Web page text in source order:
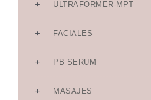
ULTRAFORMER-MPT
FACIALES
PB SERUM
MASAJES